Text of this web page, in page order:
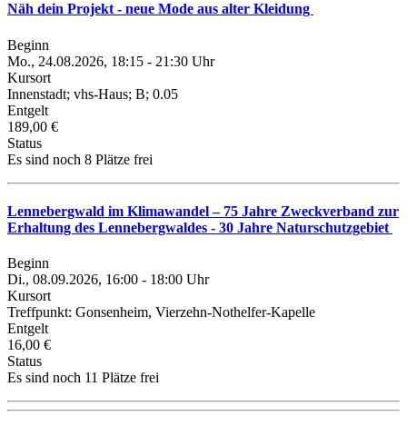
Näh dein Projekt - neue Mode aus alter Kleidung
Beginn
Mo., 24.08.2026, 18:15 - 21:30 Uhr
Kursort
Innenstadt; vhs-Haus; B; 0.05
Entgelt
189,00 €
Status
Es sind noch 8 Plätze frei
Lennebergwald im Klimawandel – 75 Jahre Zweckverband zur
Erhaltung des Lennebergwaldes - 30 Jahre Naturschutzgebiet
Beginn
Di., 08.09.2026, 16:00 - 18:00 Uhr
Kursort
Treffpunkt: Gonsenheim, Vierzehn-Nothelfer-Kapelle
Entgelt
16,00 €
Status
Es sind noch 11 Plätze frei